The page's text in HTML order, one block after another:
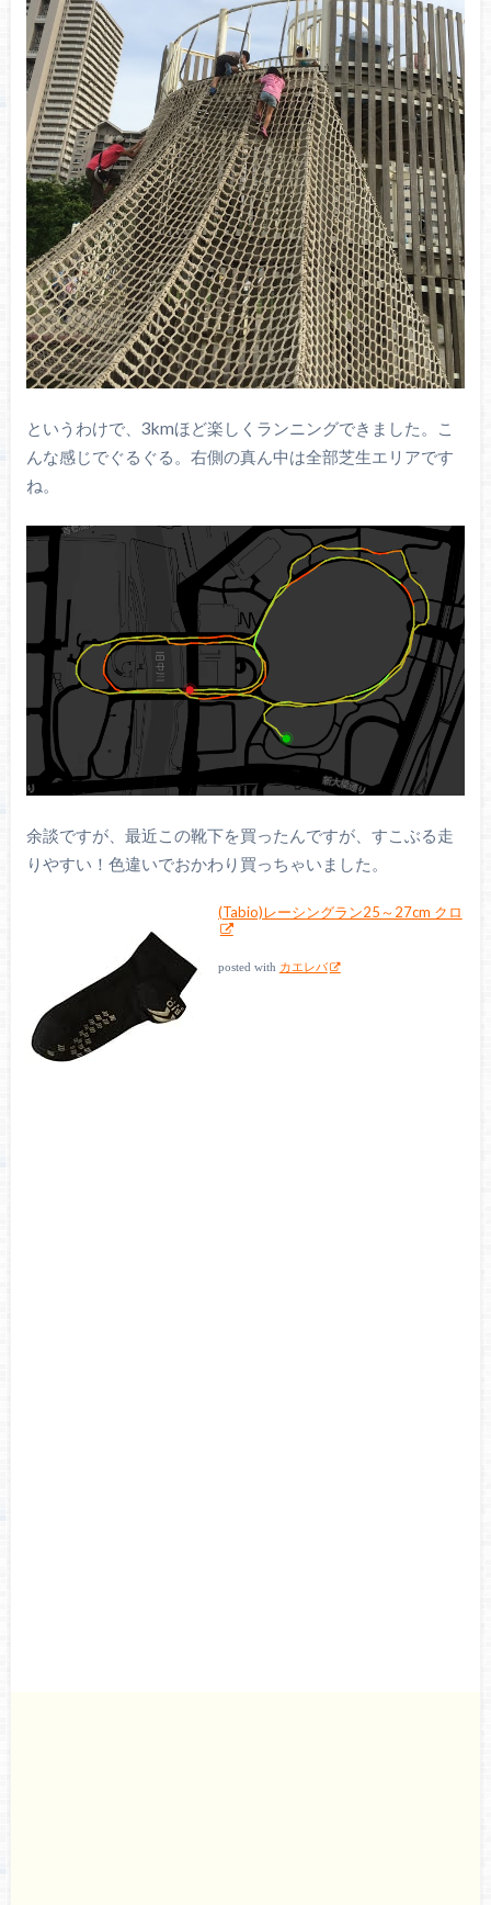
というわけで、3kmほど楽しくランニングできました。こ
んな感じでぐるぐる。右側の真ん中は全部芝生エリアです
ね。
余談ですが、最近この靴下を買ったんですが、すこぶる走
りやすい！色違いでおかわり買っちゃいました。
(Tabio)レーシングラン25～27cm クロ
posted with カエレバ